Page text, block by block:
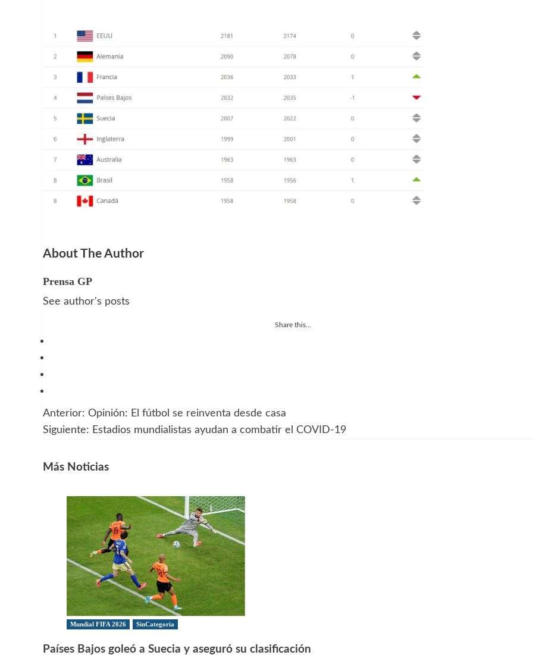
About The Author
Prensa GP
See author's posts
Share this...
Navegación
entradas
Anterior: Opinión: El fútbol se reinventa desde casa
Siguiente: Estadios mundialistas ayudan a combatir el COVID-19
Más Noticias
Mundial FIFA 2026 SinCategoria
Países Bajos goleó a Suecia y aseguró su clasificación